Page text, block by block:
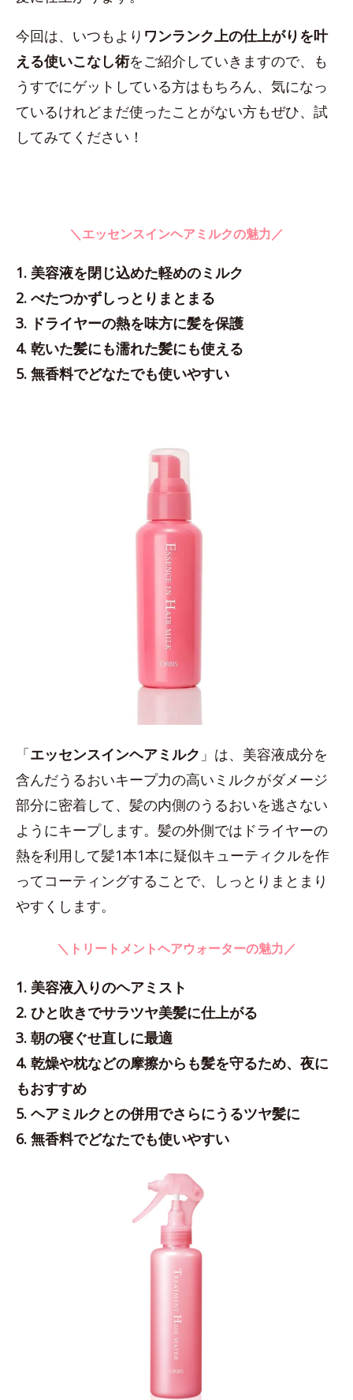
今回は、いつもより ワンランク上の仕上がりを叶
える使いこなし術をご紹介していきますので、も
うすでにゲットしている方はもちろん、気になっ
ているけれどまだ使ったことがない方もぜひ、試
してみてください！
＼エッセンスインヘアミルクの魅力／
1. 美容液を閉じ込めた軽めのミルク
2. べたつかずしっとりまとまる
3. ドライヤーの熱を味方に髪を保護
4. 乾いた髪にも濡れた髪にも使える
5. 無香料でどなたでも使いやすい
「エッセンスインヘアミルク 」は、美容液成分を
含んだうるおいキープ力の高いミルクがダメージ
部分に密着して、髪の内側のうるおいを逃さない
ようにキープします。髪の外側ではドライヤーの
熱を利用して髪1本1本に疑似キューティクルを作
ってコーティングすることで、しっとりまとまり
やすくします。
＼トリートメントヘアウォーターの魅力／
1. 美容液入りのヘアミスト
2. ひと吹きでサラツヤ美髪に仕上がる
3. 朝の寝ぐせ直しに最適
4. 乾燥や枕などの摩擦からも髪を守るため、夜に
もおすすめ
5. ヘアミルクとの併用でさらにうるツヤ髪に
6. 無香料でどなたでも使いやすい